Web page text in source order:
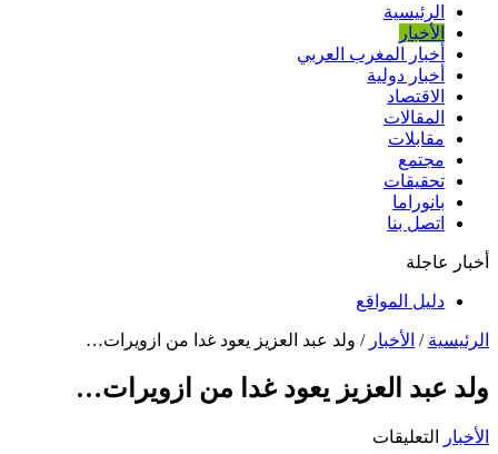
الرئيسية
الأخبار
أخبار المغرب العربي
أخبار دولية
الاقتصاد
المقالات
مقابلات
مجتمع
تحقيقات
بانوراما
اتصل بنا
أخبار عاجلة
دليل المواقع
الرئيسية / الأخبار / ولد عبد العزيز يعود غدا من ازويرات…
ولد عبد العزيز يعود غدا من ازويرات…
الأخبار التعليقات